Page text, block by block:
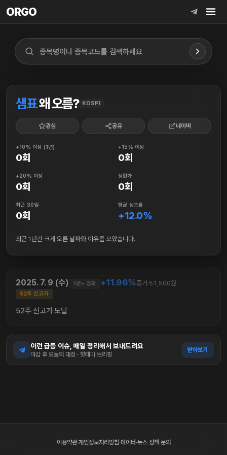
ORGO
ORGO
샘표왜 오름? KOSPI
관심 공유 네이버
+10% 이상 (1년)
0회
+15% 이상
0회
+20% 이상
0회
상한가
0회
최근 30일
0회
평균 상승률
+12.0%
최근 1년간 크게 오른 날짜와 이유를 모았습니다.
2025. 7. 9 (수) 1년+ 경과 +11.96%종가 51,500원
52주 신고가
52주 신고가 도달
이런 급등 이슈, 매일 정리해서 보내드려요
마감 후 오늘의 대장 · 핫테마 브리핑
받아보기
이용약관·개인정보처리방침·데이터·뉴스 정책·문의